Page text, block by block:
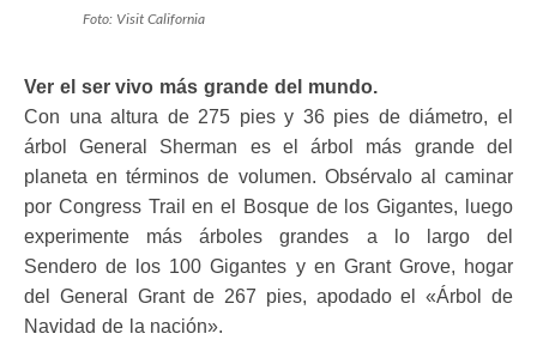
Foto: Visit California
Ver el ser vivo más grande del mundo.
Con una altura de 275 pies y 36 pies de diámetro, el
árbol General Sherman es el árbol más grande del
planeta en términos de volumen. Obsérvalo al caminar
por Congress Trail en el Bosque de los Gigantes, luego
experimente más árboles grandes a lo largo del
Sendero de los 100 Gigantes y en Grant Grove, hogar
del General Grant de 267 pies, apodado el «Árbol de
Navidad de la nación».